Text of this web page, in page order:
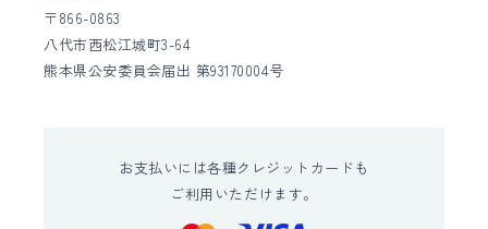
〒866-0863
八代市西松江城町3-64
熊本県公安委員会届出 第93170004号
お支払いには各種クレジットカードも
ご利用いただけます。